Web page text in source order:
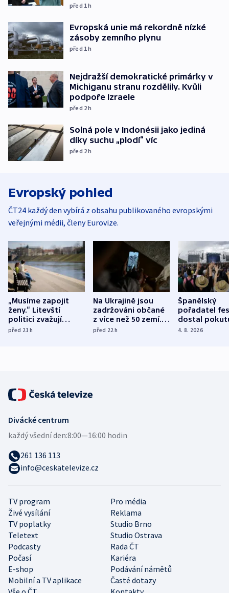
před 1h
Evropská unie má rekordně nízké
zásoby zemního plynu
před 1h
Nejdražší demokratické primárky v
Michiganu stranu rozdělily. Kvůli
podpoře Izraele
před 2h
Solná pole v Indonésii jako jediná
díky suchu „plodí“ víc
před 2h
Evropský pohled
ČT24 každý den vybírá z obsahu publikovaného evropskými
veřejnými médii, členy Eurovize.
„Musíme zapojit
ženy.“ Litevští
politici zvažují
dohodu o
před 21h
Na Ukrajině jsou
zadržováni občané
z více než 50 zemí.
Bojovali na straně
před 22h
Španělský
pořadatel
dostal
nekalé
4. 8. 2026
TV program
Pro média
Živé vysílání
Reklama
TV poplatky
Studio Brno
Teletext
Studio Ostrava
Podcasty
Rada ČT
Počasí
Kariéra
E-shop
Podávání námětů
Mobilní a TV aplikace
Časté dotazy
Divácké centrum
každý všední den:8:00—16:00 hodin
261 136 113
info@ceskatelevize.cz